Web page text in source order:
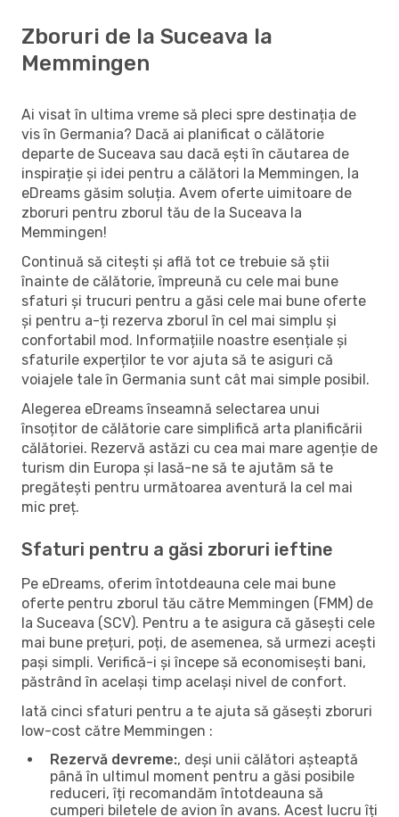
Zboruri de la Suceava la
Memmingen
Ai visat în ultima vreme să pleci spre destinația de
vis în Germania? Dacă ai planificat o călătorie
departe de Suceava sau dacă ești în căutarea de
inspirație și idei pentru a călători la Memmingen, la
eDreams găsim soluția. Avem oferte uimitoare de
zboruri pentru zborul tău de la Suceava la
Memmingen!
Continuă să citești și află tot ce trebuie să știi
înainte de călătorie, împreună cu cele mai bune
sfaturi și trucuri pentru a găsi cele mai bune oferte
și pentru a-ți rezerva zborul în cel mai simplu și
confortabil mod. Informațiile noastre esențiale și
sfaturile experților te vor ajuta să te asiguri că
voiajele tale în Germania sunt cât mai simple posibil.
Alegerea eDreams înseamnă selectarea unui
însoțitor de călătorie care simplifică arta planificării
călătoriei. Rezervă astăzi cu cea mai mare agenție de
turism din Europa și lasă-ne să te ajutăm să te
pregătești pentru următoarea aventură la cel mai
mic preț.
Sfaturi pentru a găsi zboruri ieftine
Pe eDreams, oferim întotdeauna cele mai bune
oferte pentru zborul tău către Memmingen (FMM) de
la Suceava (SCV). Pentru a te asigura că găsești cele
mai bune prețuri, poți, de asemenea, să urmezi acești
pași simpli. Verifică-i și începe să economisești bani,
păstrând în același timp același nivel de confort.
Iată cinci sfaturi pentru a te ajuta să găsești zboruri
low-cost către Memmingen :
Rezervă devreme:, deși unii călători așteaptă
până în ultimul moment pentru a găsi posibile
reduceri, îți recomandăm întotdeauna să
cumperi biletele de avion în avans. Acest lucru îți